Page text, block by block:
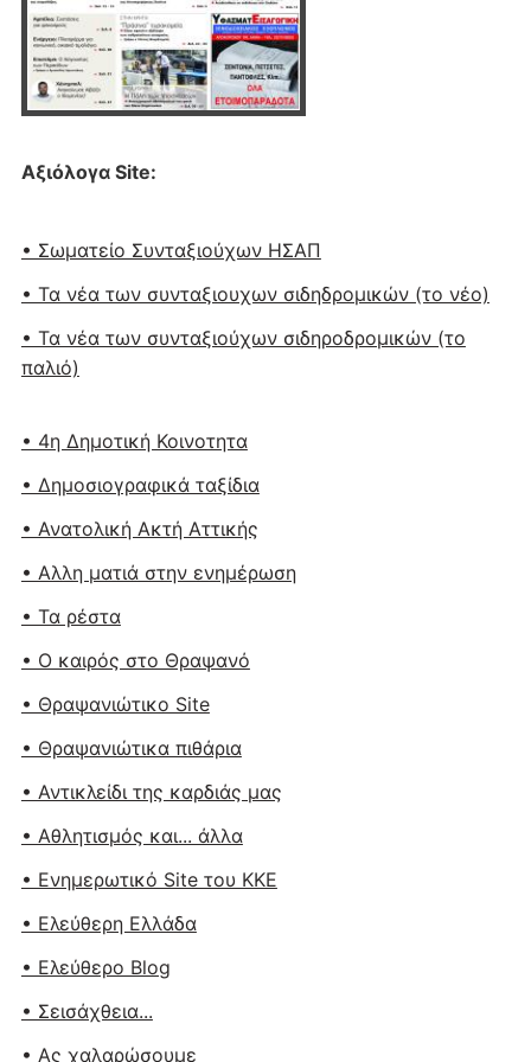
Αξιόλογα Site:
• Σωματείο Συνταξιούχων ΗΣΑΠ
• Τα νέα των συνταξιουχων σιδηδρομικών (το νέο)
• Τα νέα των συνταξιούχων σιδηροδρομικών (το
παλιό)
• 4η Δημοτική Κοινοτητα
• Δημοσιογραφικά ταξίδια
• Ανατολική Ακτή Αττικής
• Αλλη ματιά στην ενημέρωση
• Τα ρέστα
• Ο καιρός στο Θραψανό
• Θραψανιώτικο Site
• Θραψανιώτικα πιθάρια
• Αντικλείδι της καρδιάς μας
• Αθλητισμός και... άλλα
• Ενημερωτικό Site του ΚΚΕ
• Ελεύθερη Ελλάδα
• Ελεύθερο Blog
• Σεισάχθεια...
• Ας χαλαρώσουμε